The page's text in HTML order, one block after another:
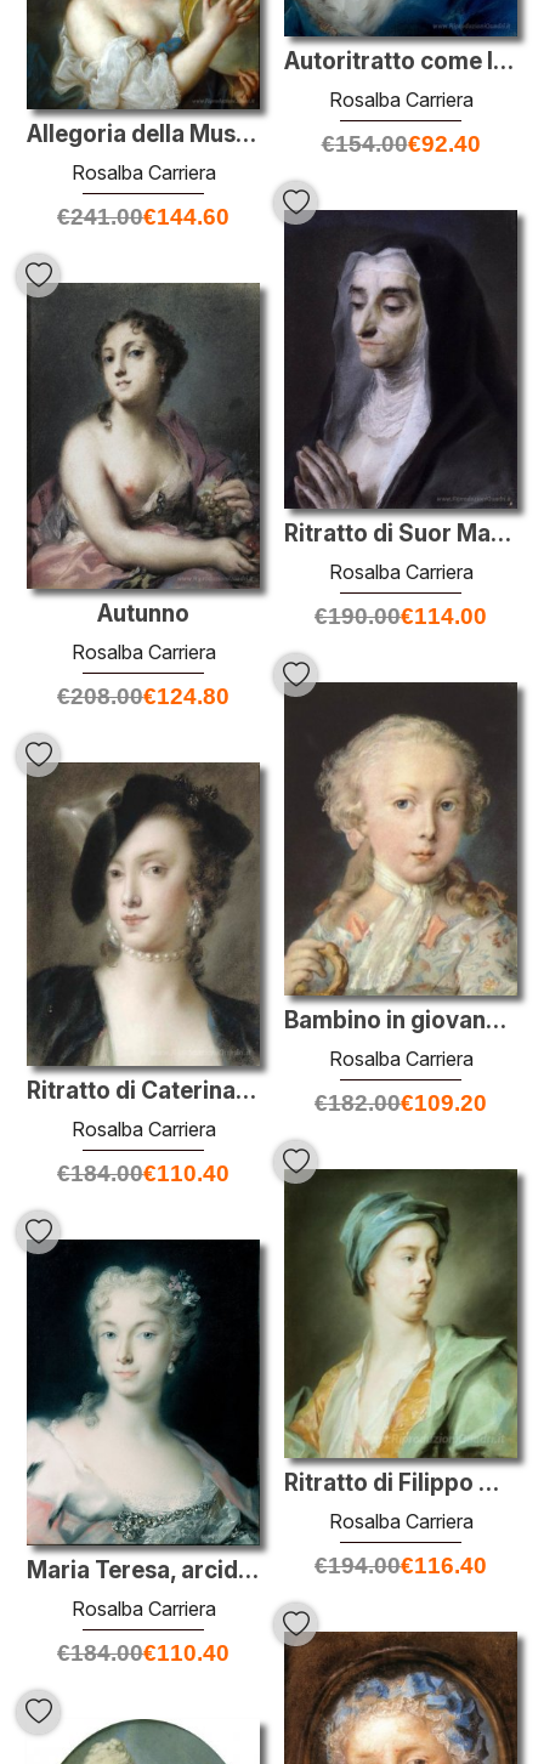
Autoritratto come Inverno
Rosalba Carriera
€154.00€92.40
Allegoria della Musica
Rosalba Carriera
€241.00€144.60
Ritratto di Suor Maria Caterina
Rosalba Carriera
€190.00€114.00
Autunno
Rosalba Carriera
€208.00€124.80
Bambino in giovane età della famiglia Le Blond
Rosalba Carriera
€182.00€109.20
Ritratto di Caterina Sagredo Barbarigo
Rosalba Carriera
€184.00€110.40
Ritratto di Filippo Wharton, primo duca di Wharton
Rosalba Carriera
€194.00€116.40
Maria Teresa, arciduchessa d'Asburgo
Rosalba Carriera
€184.00€110.40